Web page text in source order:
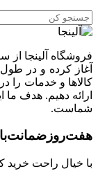
کالاها و خدمات را
ارائه دهیم. هدف
شماست.
با خیال راحت خرید